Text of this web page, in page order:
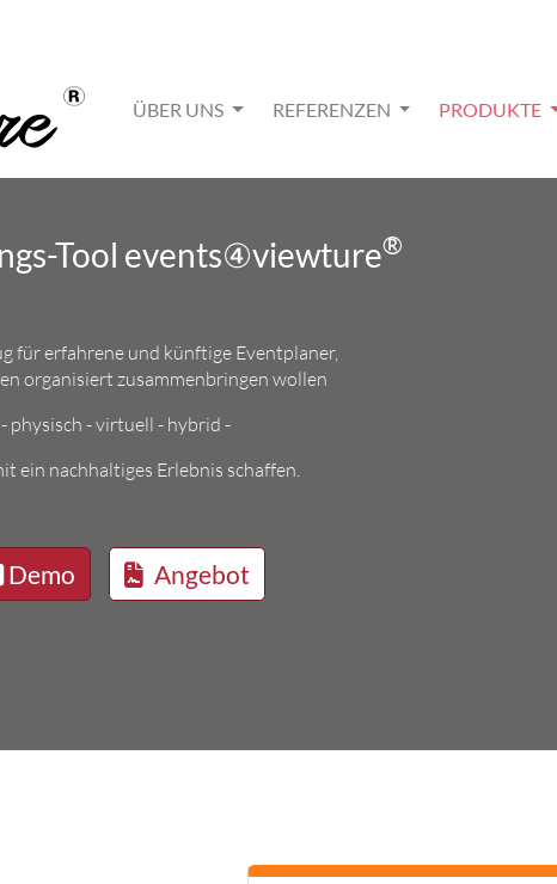
ÜBER UNS REFERENZEN PRODUKTE
Tool events④viewture®
für erfahrene und künftige Eventplaner,
organisiert zusammenbringen wollen
- physisch - virtuell - hybrid -
ein nachhaltiges Erlebnis schaffen.
Demo Angebot